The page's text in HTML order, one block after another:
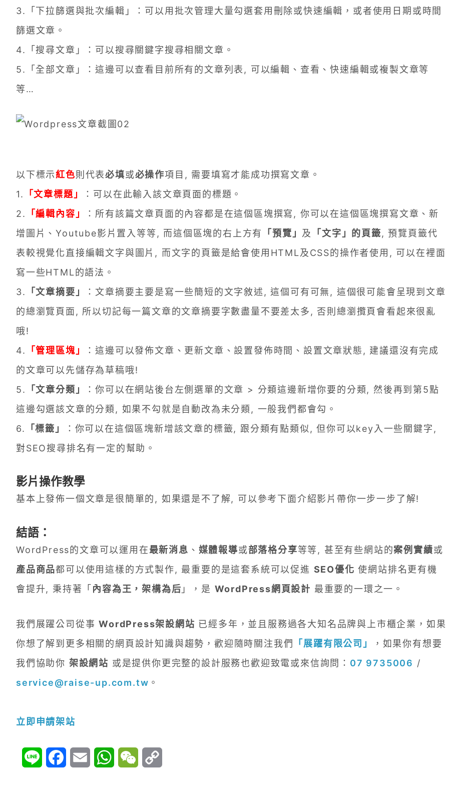
3.「下拉篩選與批次編輯」：可以用批次管理大量勾選套用刪除或快速編輯，或者使用日期或時間
篩選文章。
4.「搜尋文章」：可以搜尋關鍵字搜尋相關文章。
5.「全部文章」：這邊可以查看目前所有的文章列表, 可以編輯、查看、快速編輯或複製文章等
等…
以下標示紅色則代表必填或必操作項目, 需要填寫才能成功撰寫文章。
1.
「文章標題」
：可以在此輸入該文章頁面的標題。
2.
「編輯內容」
：所有該篇文章頁面的內容都是在這個區塊撰寫, 你可以在這個區塊撰寫文章、新
增圖片、Youtube影片置入等等, 而這個區塊的右上方有
「預覽」 及 「文字」的頁籤, 預覽頁籤代
表較視覺化直接編輯文字與圖片, 而文字的頁籤是給會使用HTML及CSS的操作者使用, 可以在裡面
寫一些HTML的語法。
3.
「文章摘要」
：文章摘要主要是寫一些簡短的文字敘述, 這個可有可無, 這個很可能會呈現到文章
的總瀏覽頁面, 所以切記每一篇文章的文章摘要字數盡量不要差太多, 否則總瀏攬頁會看起來很亂
哦!
4.
「管理區塊」
：這邊可以發佈文章、更新文章、設置發佈時間、設置文章狀態, 建議還沒有完成
的文章可以先儲存為草稿哦!
5.
「文章分類」
：你可以在網站後台左側選單的文章 > 分類這邊新增你要的分類, 然後再到第5點
這邊勾選該文章的分類, 如果不勾就是自動改為未分類, 一般我們都會勾。
6.
「標籤」
：你可以在這個區塊新增該文章的標籤, 跟分類有點類似, 但你可以key入一些關鍵字,
對SEO搜尋排名有一定的幫助。
影片操作教學
基本上發佈一個文章是很簡單的, 如果還是不了解, 可以參考下面介紹影片帶你一步一步了解!
結語：
WordPress的文章可以運用在最新消息 、 媒體報導或部落格分享等等, 甚至有些網站的案例實績或
產品商品都可以使用這樣的方式製作, 最重要的是這套系統可以促進 SEO優化 使網站排名更有機
會提升, 秉持著「 內容為王，架構為后 」，是 WordPress網頁設計 最重要的一環之一。
我們展躍公司從事WordPress架設網站 已經多年，並且服務過各大知名品牌與上市櫃企業，如果
你想了解到更多相關的網頁設計知識與趨勢，歡迎隨時關注我們
「展躍有限公司」
，如果你有想要
我們協助你 架設網站 或是提供你更完整的設計服務也歡迎致電或來信詢問： 07 9735006 /
service@raise-up.com.tw 。
立即申請架站
Line FacebookEmail WhatsApp
WeChat